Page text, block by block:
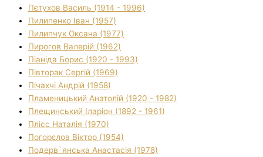
Пєтухов Василь (1914 - 1996)
Пилипенко Іван (1957)
Пилипчук Оксана (1977)
Пирогов Валерій (1962)
Піаніда Борис (1920 - 1993)
Півторак Сергій (1969)
Пічахчі Андрій (1958)
Пламеницький Анатолій (1920 - 1982)
Плещинський Іларіон (1892 - 1961)
Плісс Наталія (1970)
Погорєлов Віктор (1954)
Подерв`янська Анастасія (1978)